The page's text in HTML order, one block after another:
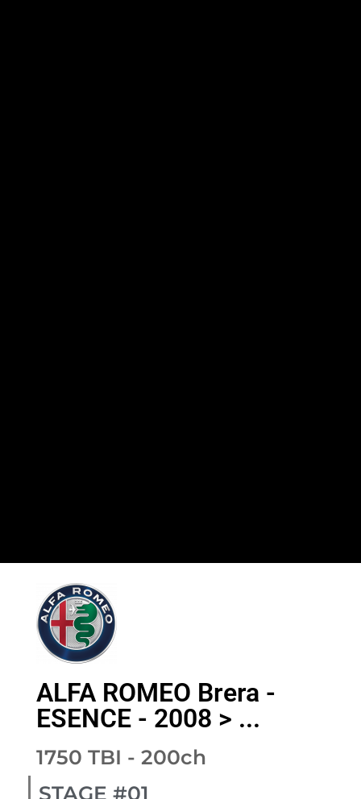
ALFA ROMEO Brera -
ESENCE - 2008 > ...
1750 TBI - 200ch
STAGE #01